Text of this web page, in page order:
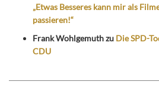
„Etwas Besseres kann mir als
passieren!“
Frank Wohlgemuthzu Die SPD-
CDU